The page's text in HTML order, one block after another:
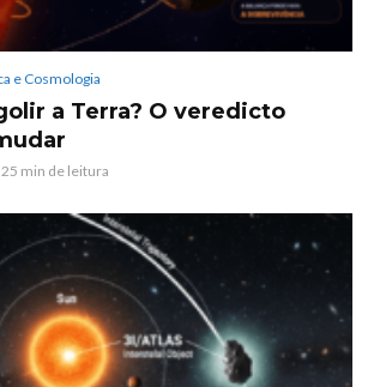
e Cosmologia
a Terra? O veredicto
25 min de leitura